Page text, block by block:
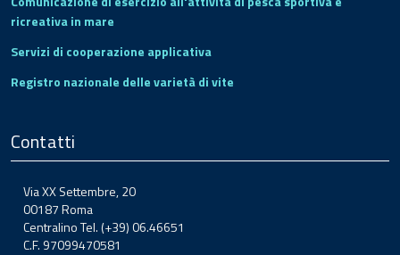
ricreativa in mare
Servizi di cooperazione applicativa
Registro nazionale delle varietà di vite
Contatti
Via XX Settembre, 20
00187 Roma
Centralino Tel. (+39) 06.46651
C.F. 97099470581